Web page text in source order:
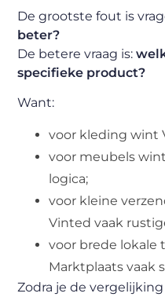
De grootste fout is
beter?
De betere vraag is:
specifieke product?
Want:
voor kleding wint
voor meubels
logica;
voor kleine
Vinted vaak
voor brede lokale
Marktplaats vaak
Zodra je de